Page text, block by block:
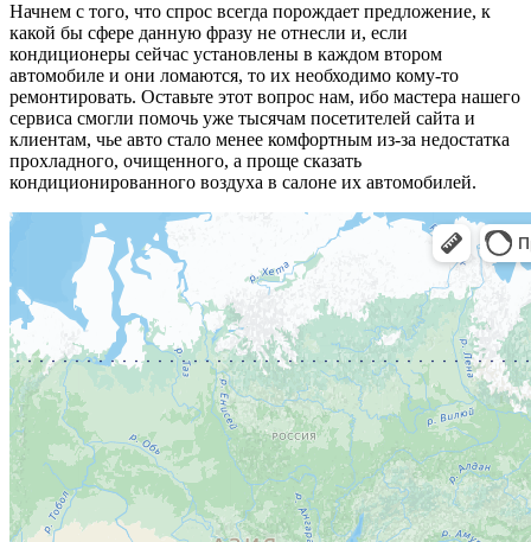
Начнем с того, что спрос всегда порождает предложение, к
какой бы сфере данную фразу не отнесли и, если
кондиционеры сейчас установлены в каждом втором
автомобиле и они ломаются, то их необходимо кому-то
ремонтировать. Оставьте этот вопрос нам, ибо мастера нашего
сервиса смогли помочь уже тысячам посетителей сайта и
клиентам, чье авто стало менее комфортным из-за недостатка
прохладного, очищенного, а проще сказать
кондиционированного воздуха в салоне их автомобилей.